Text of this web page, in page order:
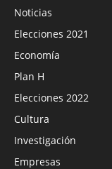
Noticias
Elecciones 2021
Economía
Plan H
Elecciones 2022
Cultura
Investigación
Empresas